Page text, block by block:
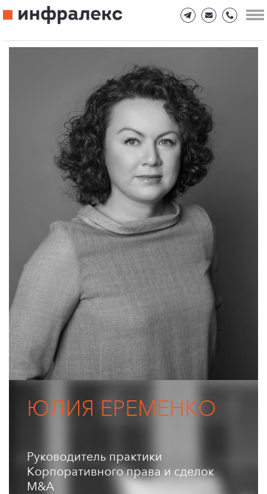
ЮЛИЯ ЕРЕМЕНКО
Руководитель практики
Корпоративного права и сделок
M&A